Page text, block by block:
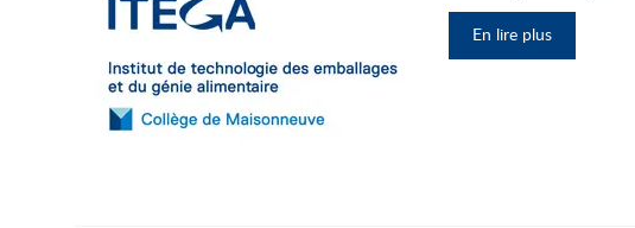
En lire plus